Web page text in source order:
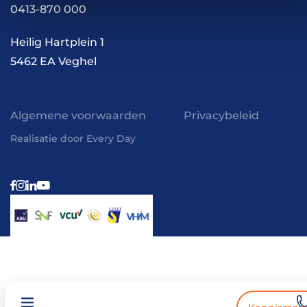
Kennis en inspiratie
0413-870 000
Heilig Hartplein 1
5462 EA Veghel
Algemene voorwaarden Privacybeleid
Realisatie door Every Day